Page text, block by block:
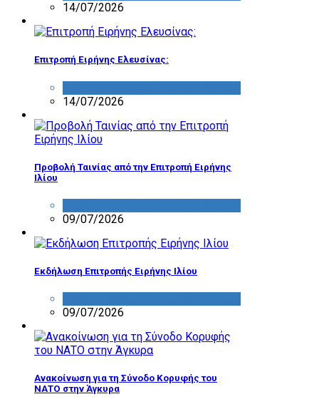
14/07/2026
Επιτροπή Ειρήνης Ελευσίνας:
14/07/2026
Προβολή Ταινίας από την Επιτροπή Ειρήνης
Ιλίου
09/07/2026
Εκδήλωση Επιτροπής Ειρήνης Ιλίου
09/07/2026
Ανακοίνωση για τη Σύνοδο Κορυφής του
ΝΑΤΟ στην Άγκυρα